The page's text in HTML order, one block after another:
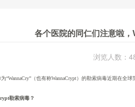
各个医院的同仁们注意啦
浏览人数：
“WannaCry”（也有称WannaCrypt）的勒索病毒近期在全
勒索病毒？